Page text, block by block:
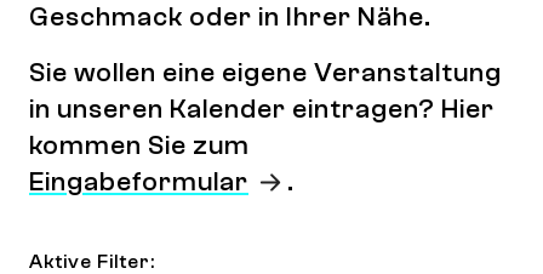
Geschmack oder in Ihrer Nähe.
Sie wollen eine eigene Veranstaltung
in unseren Kalender eintragen? Hier
kommen Sie zum
Eingabeformular
.
Aktive Filter: